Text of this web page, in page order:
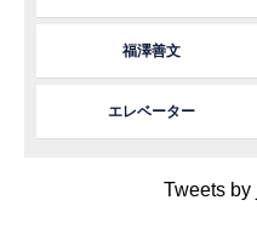
福澤善文
エレベーター
Tweets by